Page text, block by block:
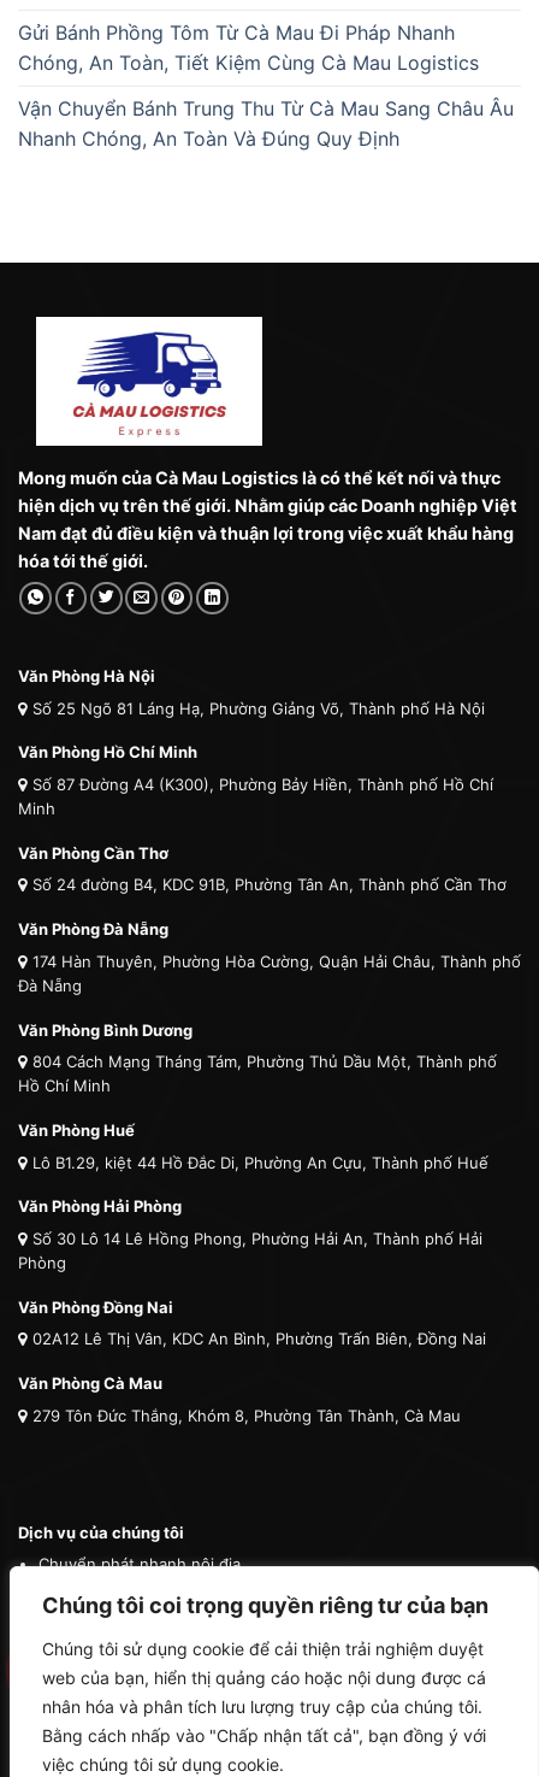
Chúng tôi coi trọng quyền riêng tư của bạn
Chúng tôi sử dụng cookie để cải thiện trải nghiệm duyệt
web của bạn, hiển thị quảng cáo hoặc nội dung được cá
nhân hóa và phân tích lưu lượng truy cập của chúng tôi.
Bằng cách nhấp vào "Chấp nhận tất cả", bạn đồng ý với
việc chúng tôi sử dụng cookie.
Gửi Bánh Phồng Tôm Từ Cà Mau Đi Pháp Nhanh
Chóng, An Toàn, Tiết Kiệm Cùng Cà Mau Logistics
Vận Chuyển Bánh Trung Thu Từ Cà Mau Sang Châu Âu
Nhanh Chóng, An Toàn Và Đúng Quy Định
Mong muốn của Cà Mau Logistics là có thể kết nối và thực
hiện dịch vụ trên thế giới. Nhằm giúp các Doanh nghiệp Việt
Nam đạt đủ điều kiện và thuận lợi trong việc xuất khẩu hàng
hóa tới thế giới.
Văn Phòng Hà Nội
Số 25 Ngõ 81 Láng Hạ, Phường Giảng Võ, Thành phố Hà Nội
Văn Phòng Hồ Chí Minh
Số 87 Đường A4 (K300), Phường Bảy Hiền, Thành phố Hồ Chí
Minh
Văn Phòng Cần Thơ
Số 24 đường B4, KDC 91B, Phường Tân An, Thành phố Cần Thơ
Văn Phòng Đà Nẵng
174 Hàn Thuyên, Phường Hòa Cường, Quận Hải Châu, Thành phố
Đà Nẵng
Văn Phòng Bình Dương
804 Cách Mạng Tháng Tám, Phường Thủ Dầu Một, Thành phố
Hồ Chí Minh
Văn Phòng Huế
Lô B1.29, kiệt 44 Hồ Đắc Di, Phường An Cựu, Thành phố Huế
Văn Phòng Hải Phòng
Số 30 Lô 14 Lê Hồng Phong, Phường Hải An, Thành phố Hải
Phòng
Văn Phòng Đồng Nai
02A12 Lê Thị Vân, KDC An Bình, Phường Trấn Biên, Đồng Nai
Văn Phòng Cà Mau
279 Tôn Đức Thắng, Khóm 8, Phường Tân Thành, Cà Mau
Dịch vụ của chúng tôi
Chuyển phát nhanh nội địa
Chuyển phát nhanh quốc tế
Vận chuyển thú cưng
Mua hộ hàng nước ngoài